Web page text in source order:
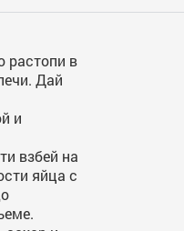
растопи в
Дай
и
взбей на
яйца с